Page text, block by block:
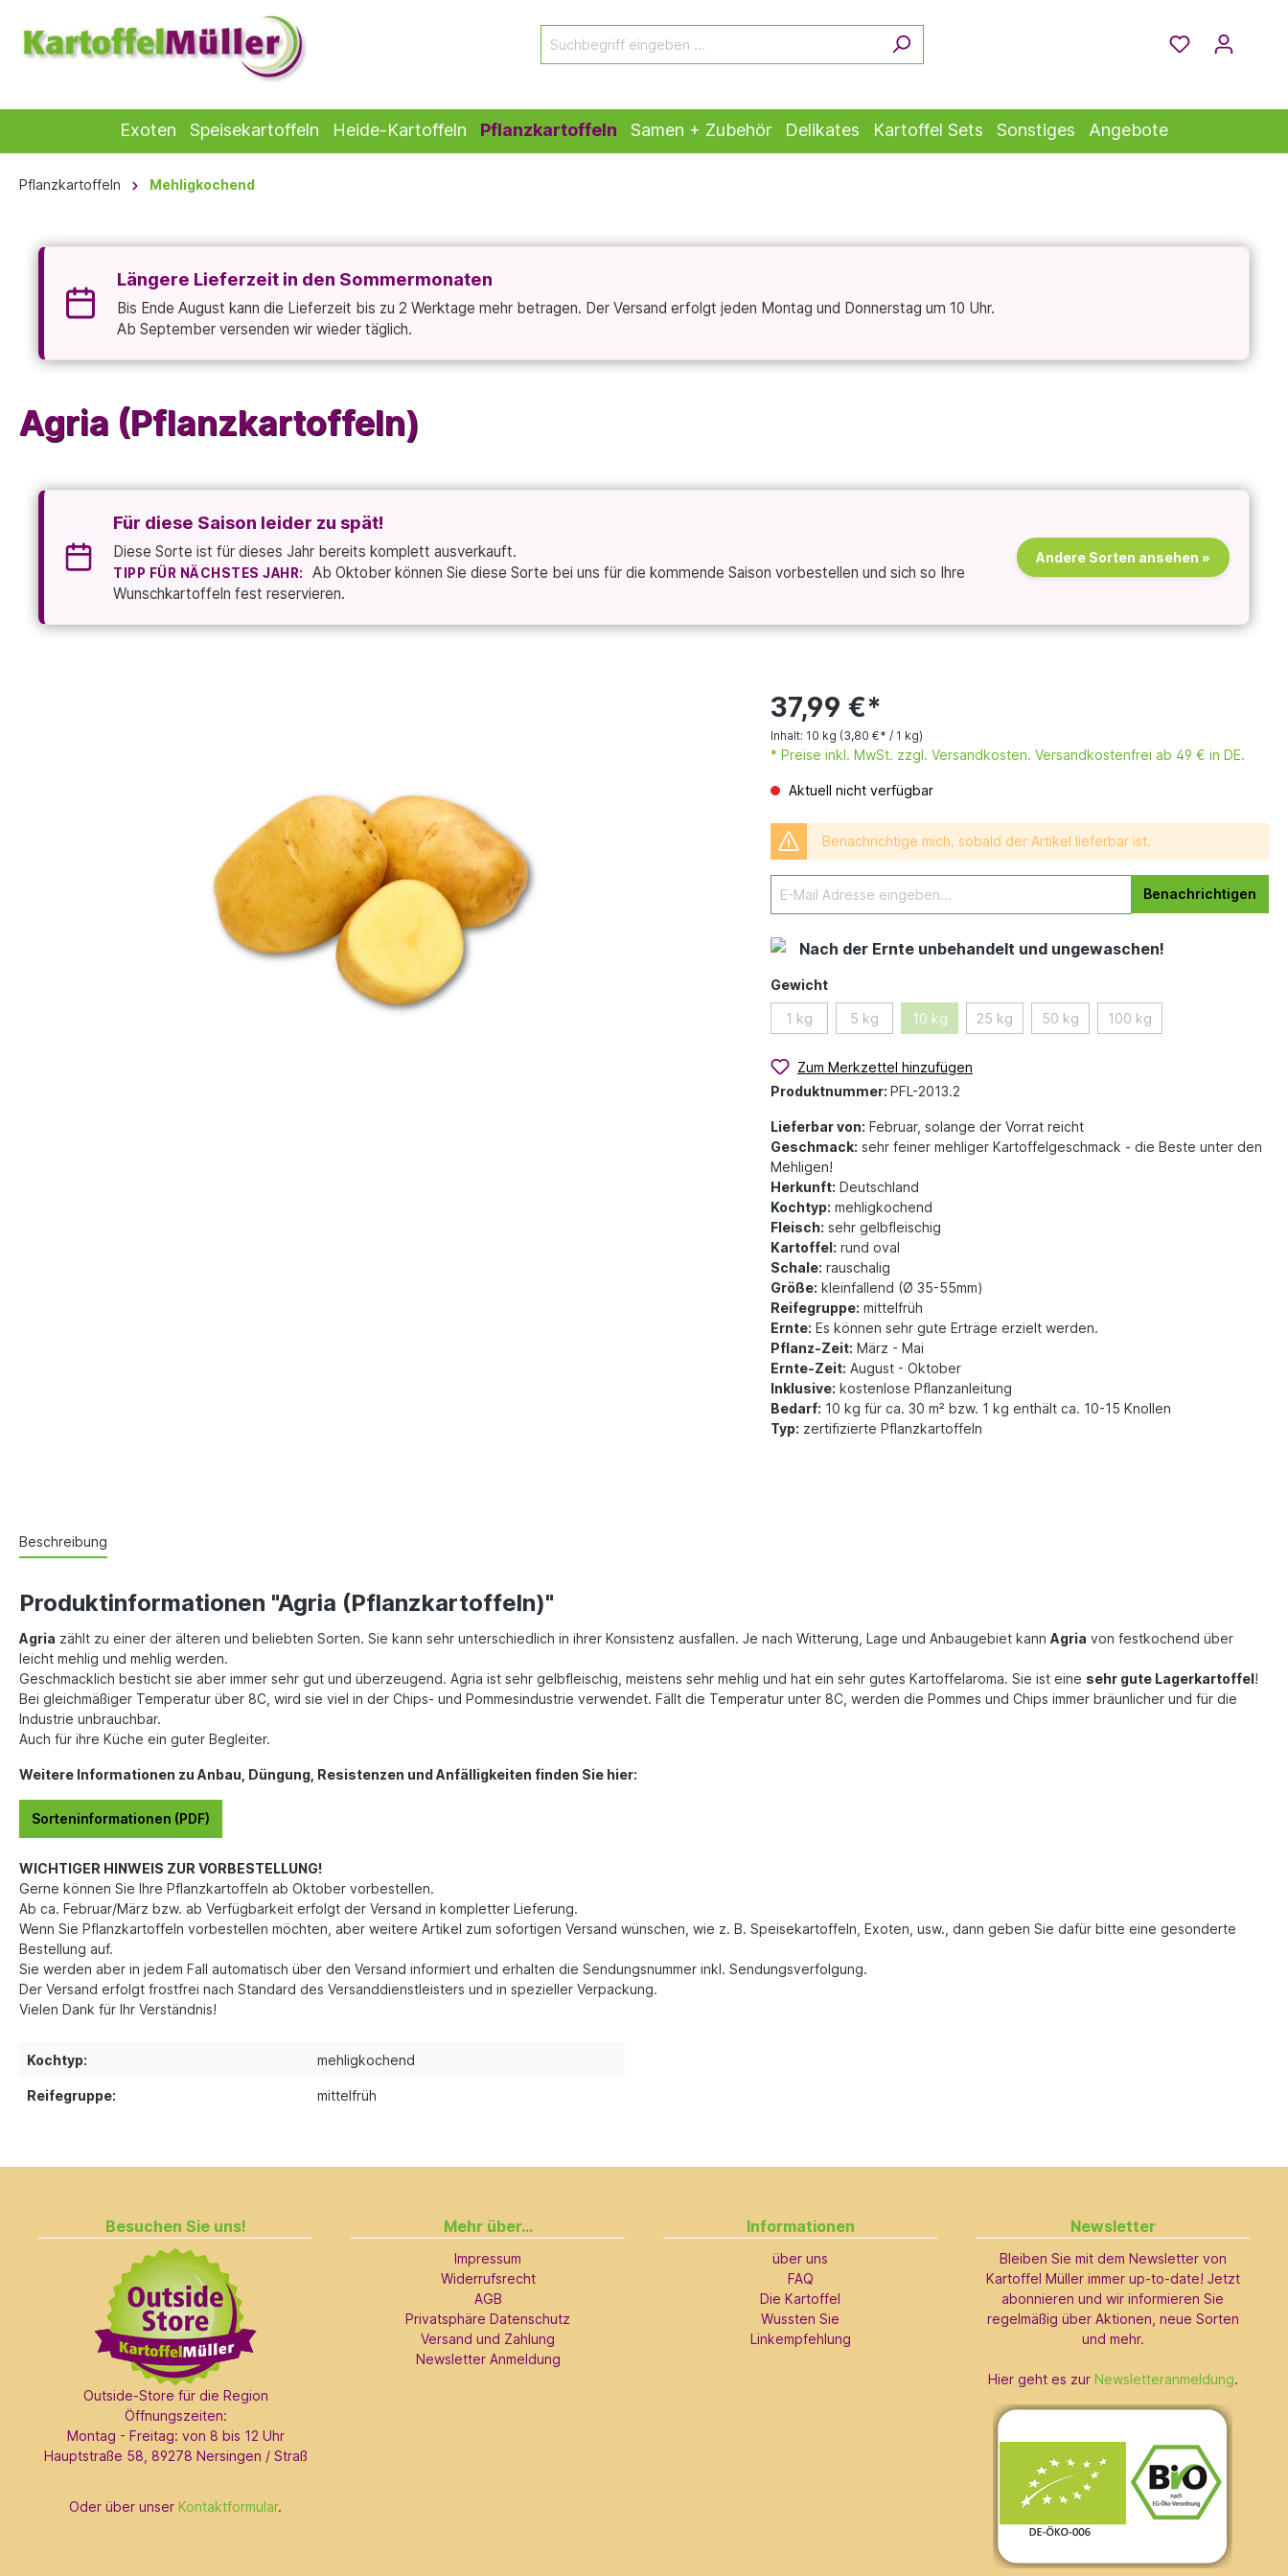
Exoten Speisekartoffeln Heide-Kartoffeln Pflanzkartoffeln Samen + Zubehör Delikates Kartoffel Sets Sonstiges Angebote
Pflanzkartoffeln Mehligkochend
Längere Lieferzeit in den Sommermonaten
Bis Ende August kann die Lieferzeit bis zu 2 Werktage mehr betragen. Der Versand erfolgt jeden Montag und Donnerstag um 10 Uhr.
Ab September versenden wir wieder täglich.
Agria (Pflanzkartoffeln)
Für diese Saison leider zu spät!
Diese Sorte ist für dieses Jahr bereits komplett ausverkauft.
TIPP FÜR NÄCHSTES JAHR:
Ab Oktober können Sie diese Sorte bei uns für die kommende Saison vorbestellen und sich so Ihre
Wunschkartoffeln fest reservieren.
Andere Sorten ansehen »
37,99 €*
Inhalt: 10 kg (3,80 €* / 1 kg)
* Preise inkl. MwSt. zzgl. Versandkosten. Versandkostenfrei ab 49 € in DE.
Aktuell nicht verfügbar
Benachrichtige mich, sobald der Artikel lieferbar ist.
Benachrichtigen
Nach der Ernte unbehandelt und ungewaschen!
Gewicht
1 kg 5 kg 10 kg 25 kg 50 kg 100 kg
Zum Merkzettel hinzufügen
Produktnummer: PFL-2013.2
Lieferbar von: Februar, solange der Vorrat reicht
Geschmack: sehr feiner mehliger Kartoffelgeschmack - die Beste unter den
Mehligen!
Herkunft: Deutschland
Kochtyp: mehligkochend
Fleisch: sehr gelbfleischig
Kartoffel: rund oval
Schale: rauschalig
Größe: kleinfallend (Ø 35-55mm)
Reifegruppe: mittelfrüh
Ernte: Es können sehr gute Erträge erzielt werden.
Pflanz-Zeit: März - Mai
Ernte-Zeit: August - Oktober
Inklusive: kostenlose Pflanzanleitung
Bedarf: 10 kg für ca. 30 m² bzw. 1 kg enthält ca. 10-15 Knollen
Typ: zertifizierte Pflanzkartoffeln
Beschreibung
Produktinformationen "Agria (Pflanzkartoffeln)"
Agria zählt zu einer der älteren und beliebten Sorten. Sie kann sehr unterschiedlich in ihrer Konsistenz ausfallen. Je nach Witterung, Lage und Anbaugebiet kann Agria von festkochend über
leicht mehlig und mehlig werden.
Geschmacklich besticht sie aber immer sehr gut und überzeugend. Agria ist sehr gelbfleischig, meistens sehr mehlig und hat ein sehr gutes Kartoffelaroma. Sie ist eine sehr gute Lagerkartoffel!
Bei gleichmäßiger Temperatur über 8C, wird sie viel in der Chips- und Pommesindustrie verwendet. Fällt die Temperatur unter 8C, werden die Pommes und Chips immer bräunlicher und für die
Industrie unbrauchbar.
Auch für ihre Küche ein guter Begleiter.
Weitere Informationen zu Anbau, Düngung, Resistenzen und Anfälligkeiten finden Sie hier:
Sorteninformationen (PDF)
WICHTIGER HINWEIS ZUR VORBESTELLUNG!
Gerne können Sie Ihre Pflanzkartoffeln ab Oktober vorbestellen.
Ab ca. Februar/März bzw. ab Verfügbarkeit erfolgt der Versand in kompletter Lieferung.
Wenn Sie Pflanzkartoffeln vorbestellen möchten, aber weitere Artikel zum sofortigen Versand wünschen, wie z. B. Speisekartoffeln, Exoten, usw., dann geben Sie dafür bitte eine gesonderte
Bestellung auf.
Sie werden aber in jedem Fall automatisch über den Versand informiert und erhalten die Sendungsnummer inkl. Sendungsverfolgung.
Der Versand erfolgt frostfrei nach Standard des Versanddienstleisters und in spezieller Verpackung.
Vielen Dank für Ihr Verständnis!
Kochtyp: mehligkochend
Reifegruppe: mittelfrüh
Mehr über...
Impressum
Widerrufsrecht
AGB
Privatsphäre Datenschutz
Versand und Zahlung
Newsletter Anmeldung
Informationen
über uns
FAQ
Die Kartoffel
Wussten Sie
Linkempfehlung
Besuchen Sie uns!
Outside-Store für die Region
Öffnungszeiten:
Montag - Freitag: von 8 bis 12 Uhr
Hauptstraße 58, 89278 Nersingen / Straß
Oder über unser Kontaktformular.
Newsletter
Bleiben Sie mit dem Newsletter von
Kartoffel Müller immer up-to-date! Jetzt
abonnieren und wir informieren Sie
regelmäßig über Aktionen, neue Sorten
und mehr.
Hier geht es zur Newsletteranmeldung.